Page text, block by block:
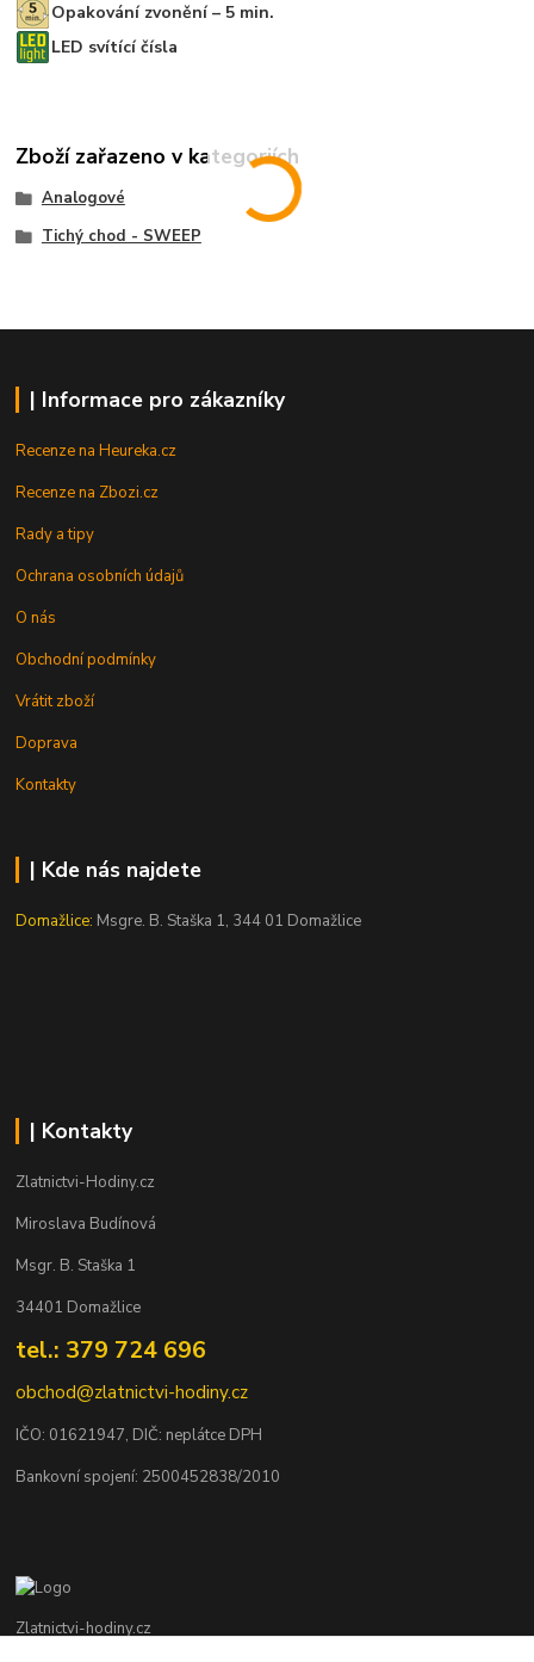
Opakování zvonění – 5 min.
LED svítící čísla
Zboží zařazeno v kategoriích
Analogové
Tichý chod - SWEEP
| Informace pro zákazníky
Recenze na Heureka.cz
Recenze na Zbozi.cz
Rady a tipy
Ochrana osobních údajů
O nás
Obchodní podmínky
Vrátit zboží
Doprava
Kontakty
| Kde nás najdete
Domažlice: Msgre. B. Staška 1, 344 01 Domažlice
| Kontakty
Zlatnictvi-Hodiny.cz
Miroslava Budínová
Msgr. B. Staška 1
34401 Domažlice
tel.: 379 724 696
obchod@zlatnictvi-hodiny.cz
IČO: 01621947, DIČ: neplátce DPH
Bankovní spojení: 2500452838/2010
Zlatnictvi-hodiny.cz